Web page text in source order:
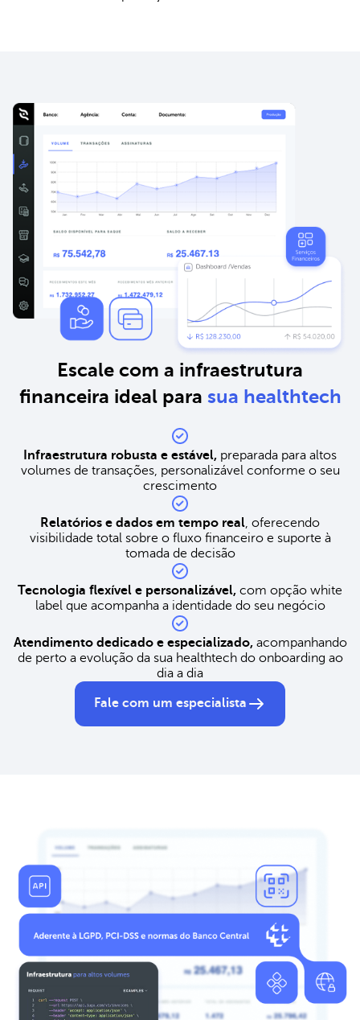
Escale com a infraestrutura
financeira ideal para sua healthtech
Infraestrutura robusta e estável, preparada para altos
volumes de transações, personalizável conforme o seu
crescimento
Relatórios e dados em tempo real, oferecendo
visibilidade total sobre o fluxo financeiro e suporte à
tomada de decisão
Tecnologia flexível e personalizável, com opção white
label que acompanha a identidade do seu negócio
Atendimento dedicado e especializado,acompanhando
de perto a evolução da sua healthtech do onboarding ao
dia a dia
Fale com um especialista